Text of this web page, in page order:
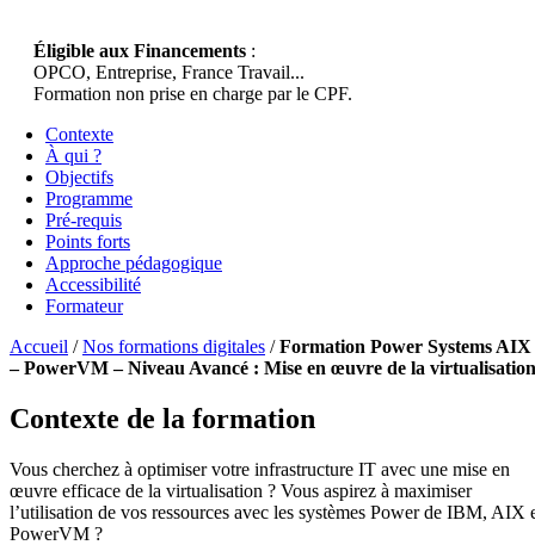
Éligible aux Financements :
OPCO, Entreprise, France Travail...
Formation non prise en charge par le CPF.
Contexte
À qui ?
Objectifs
Programme
Pré-requis
Points forts
Approche pédagogique
Accessibilité
Formateur
Accueil /Nos formations digitales /Formation Power Systems AIX
– PowerVM – Niveau Avancé : Mise en œuvre de la virtualisation
Contexte de la formation
Vous cherchez à optimiser votre infrastructure IT avec une mise en
œuvre efficace de la virtualisation ? Vous aspirez à maximiser
l’utilisation de vos ressources avec les systèmes Power de IBM, AIX
PowerVM ?